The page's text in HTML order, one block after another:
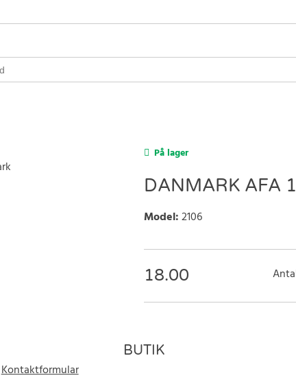
På lager
DANMARK AFA
Model:2106
18.00
BUTIK
Kontaktformular